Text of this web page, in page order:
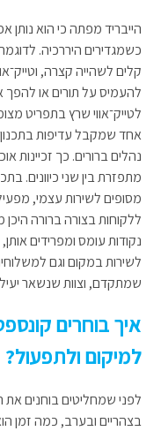
הייבריד מפתה כי הוא
כשמגדירים היררכיה.
קלים לשהייה קצרה,
להעמיס על תורים או
לטייק־אווי שרץ בתפריט
אחד שמקבל עדיפות
נהלים ברורים. כך זכיינות
מתפזרת בין שני כיוונים.
מסופים לשירות עצמי,
ללקוחות בצורה ברורה
נקודות עומס ומפרידים
לשירות במקום וגם
שמתקדם, וצוות שנשאר
איך בוחרים
למיקום ולתפעול?
לפני שמחליטים בוחנים
בצהריים ובערב, כמה זמן